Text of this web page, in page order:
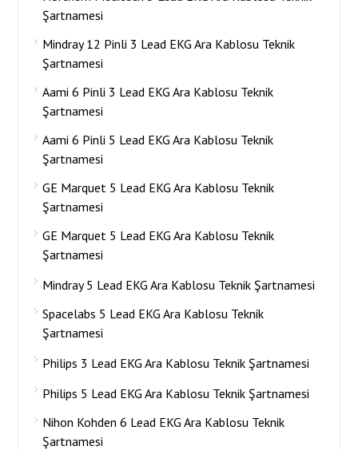
Şartnamesi
Mindray 12 Pinli 3 Lead EKG Ara Kablosu Teknik
Şartnamesi
Aami 6 Pinli 3 Lead EKG Ara Kablosu Teknik
Şartnamesi
Aami 6 Pinli 5 Lead EKG Ara Kablosu Teknik
Şartnamesi
GE Marquet 5 Lead EKG Ara Kablosu Teknik
Şartnamesi
GE Marquet 5 Lead EKG Ara Kablosu Teknik
Şartnamesi
Mindray 5 Lead EKG Ara Kablosu Teknik Şartnamesi
Spacelabs 5 Lead EKG Ara Kablosu Teknik
Şartnamesi
Philips 3 Lead EKG Ara Kablosu Teknik Şartnamesi
Philips 5 Lead EKG Ara Kablosu Teknik Şartnamesi
Nihon Kohden 6 Lead EKG Ara Kablosu Teknik
Şartnamesi